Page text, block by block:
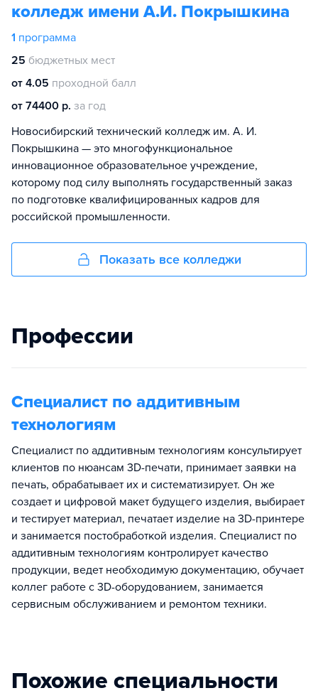
колледж имени А.И. Покрышкина
1 программа
25 бюджетных мест
от 4.05 проходной балл
от 74400 р. за год
Новосибирский технический колледж им. А. И.
Покрышкина — это многофункциональное
инновационное образовательное учреждение,
которому под силу выполнять государственный заказ
по подготовке квалифицированных кадров для
российской промышленности.
Показать все колледжи
Профессии
Специалист по аддитивным
технологиям
Специалист по аддитивным технологиям консультирует
клиентов по нюансам 3D-печати, принимает заявки на
печать, обрабатывает их и систематизирует. Он же
создает и цифровой макет будущего изделия, выбирает
и тестирует материал, печатает изделие на 3D-принтере
и занимается постобработкой изделия. Специалист по
аддитивным технологиям контролирует качество
продукции, ведет необходимую документацию, обучает
коллег работе с 3D-оборудованием, занимается
сервисным обслуживанием и ремонтом техники.
Похожие специальности